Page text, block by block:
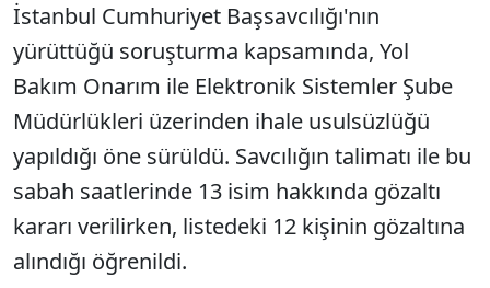
İstanbul Cumhuriyet Başsavcılığı'nın
yürüttüğü soruşturma kapsamında, Yol
Bakım Onarım ile Elektronik Sistemler Şube
Müdürlükleri üzerinden ihale usulsüzlüğü
yapıldığı öne sürüldü. Savcılığın talimatı ile bu
sabah saatlerinde 13 isim hakkında gözaltı
kararı verilirken, listedeki 12 kişinin gözaltına
alındığı öğrenildi.